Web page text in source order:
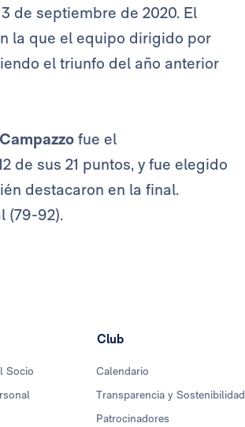
de septiembre de 2020. El
la que el equipo dirigido por
el triunfo del año anterior
Campazzo fue el
de sus 21 puntos, y fue elegido
destacaron en la final.
(79-92).
Socio
Club
Calendario
Transparencia y Sostenibilidad
Patrocinadores